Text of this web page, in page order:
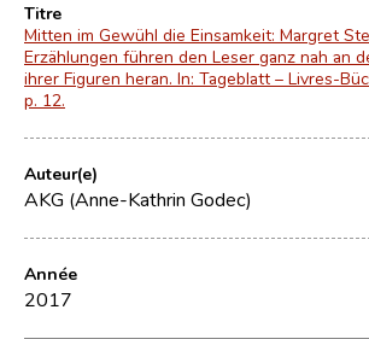
Titre
Mitten im Gewühl die Einsamkeit: Margret
Erzählungen führen den Leser ganz nah an
ihrer Figuren heran. In: Tageblatt – Livres-
p. 12.
Auteur(e)
AKG (Anne-Kathrin Godec)
Année
2017